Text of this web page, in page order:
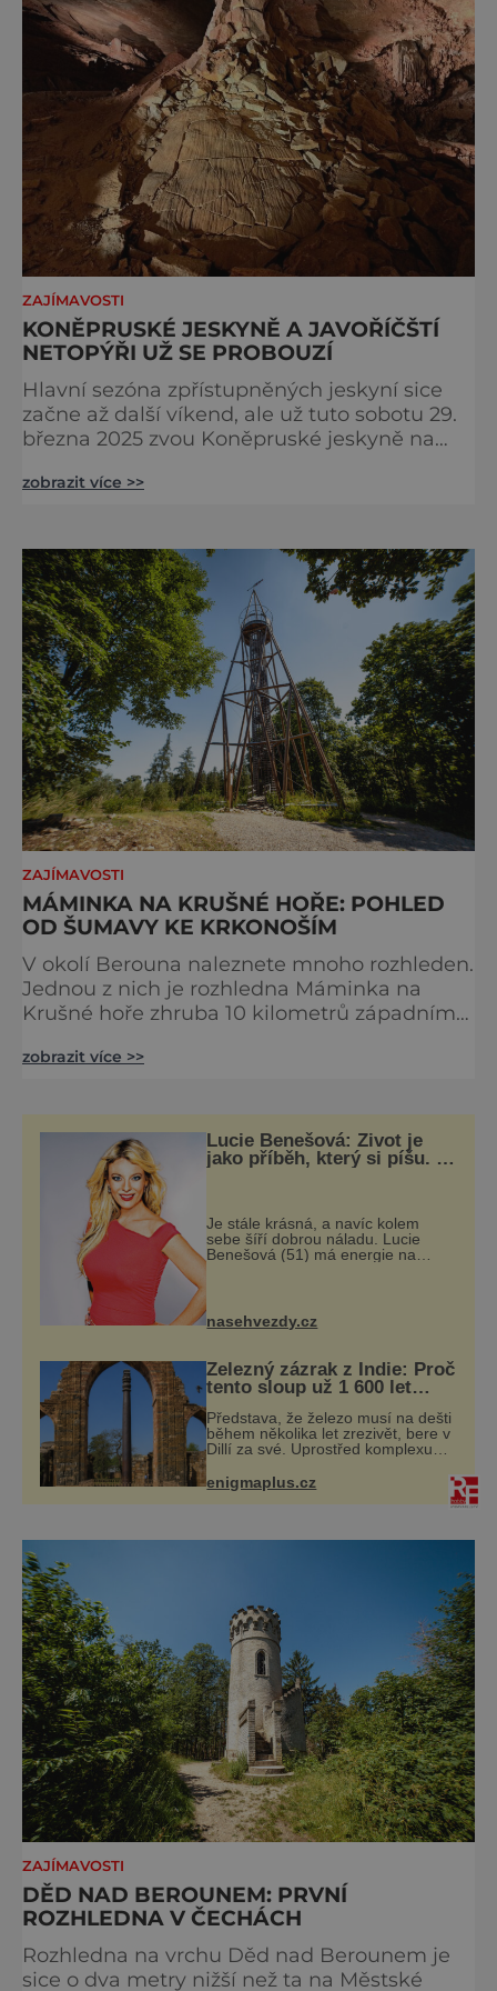
ZAJÍMAVOSTI
KONĚPRUSKÉ JESKYNĚ A JAVOŘÍČŠTÍ
NETOPÝŘI UŽ SE PROBOUZÍ
Hlavní sezóna zpřístupněných jeskyní sice
začne až další víkend, ale už tuto sobotu 29.
března 2025 zvou Koněpruské jeskyně na
přírody Českého krasu. Javoříčské jeskyně na
sezóny v Koněpruských jeskyních na Zlatém
koni v Českém krasu je naplánován v sobotu
od 9:00 do 16:00. „Buďte
zobrazit více >>
ZAJÍMAVOSTI
MÁMINKA NA KRUŠNÉ HOŘE: POHLED
OD ŠUMAVY KE KRKONOŠÍM
V okolí Berouna naleznete mnoho rozhleden.
Jednou z nich je rozhledna Máminka na
Krušné hoře zhruba 10 kilometrů západním
otevřena celoročně. Zahlédnout z ní
budeme muset od Berouna opačným
směrem, i když jen šest kilometrů. Ta vyhlíží
naopak velice moderně, protože je to
zobrazit více >>
Lucie Benešová: Život je
jako příběh, který si píšu. A
Je stále krásná, a navíc kolem
sebe šíří dobrou náladu. Lucie
Benešová (51) má energie na
Když půvabná Luci
nasehvezdy.cz
Železný zázrak z Indie: Proč
tento sloup už 1 600 let
Představa, že železo musí na dešti
během několika let zrezivět, bere v
Dillí za své. Uprostřed komplexu
vysoký železný sloup, který už
přibližně 1 600 let odolává počasí
enigmaplus.cz
ZAJÍMAVOSTI
DĚD NAD BEROUNEM: PRVNÍ
ROZHLEDNA V ČECHÁCH
Rozhledna na vrchu Děd nad Berounem je
sice o dva metry nižší než ta na Městské